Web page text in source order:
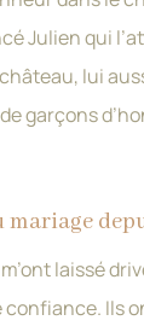
Julien qui
lui
garçons
laissé
confiance. Ils